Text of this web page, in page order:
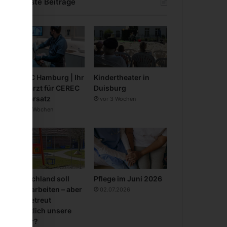
CEREC Hamburg | Ihr
Zahnarzt für CEREC
Zahnersatz
vor 3 Wochen
Kindertheater in
Duisburg
vor 3 Wochen
Deutschland soll
mehr arbeiten – aber
wer betreut
eigentlich unsere
Kinder?
Pflege im Juni 2026
02.07.2026